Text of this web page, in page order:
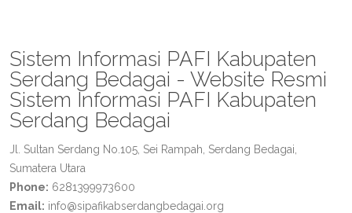
Sistem Informasi PAFI Kabupaten
Serdang Bedagai - Website Resmi
Sistem Informasi PAFI Kabupaten
Serdang Bedagai
Jl. Sultan Serdang No.105, Sei Rampah, Serdang Bedagai,
Sumatera Utara
Phone: 6281399973600
Email: info@sipafikabserdangbedagai.org